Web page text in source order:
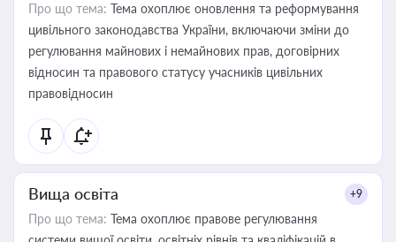
Про що тема: Тема охоплює оновлення та реформування
цивільного законодавства України, включаючи зміни до
регулювання майнових і немайнових прав, договірних
відносин та правового статусу учасників цивільних
правовідносин
Вища освіта +9
Про що тема: Тема охоплює правове регулювання